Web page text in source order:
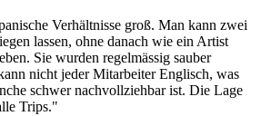
Verhältnisse groß. Man kann zwei
lassen, ohne danach wie ein Artist
Sie wurden regelmässig sauber
nicht jeder Mitarbeiter Englisch, was
schwer nachvollziehbar ist. Die Lage
Trips."